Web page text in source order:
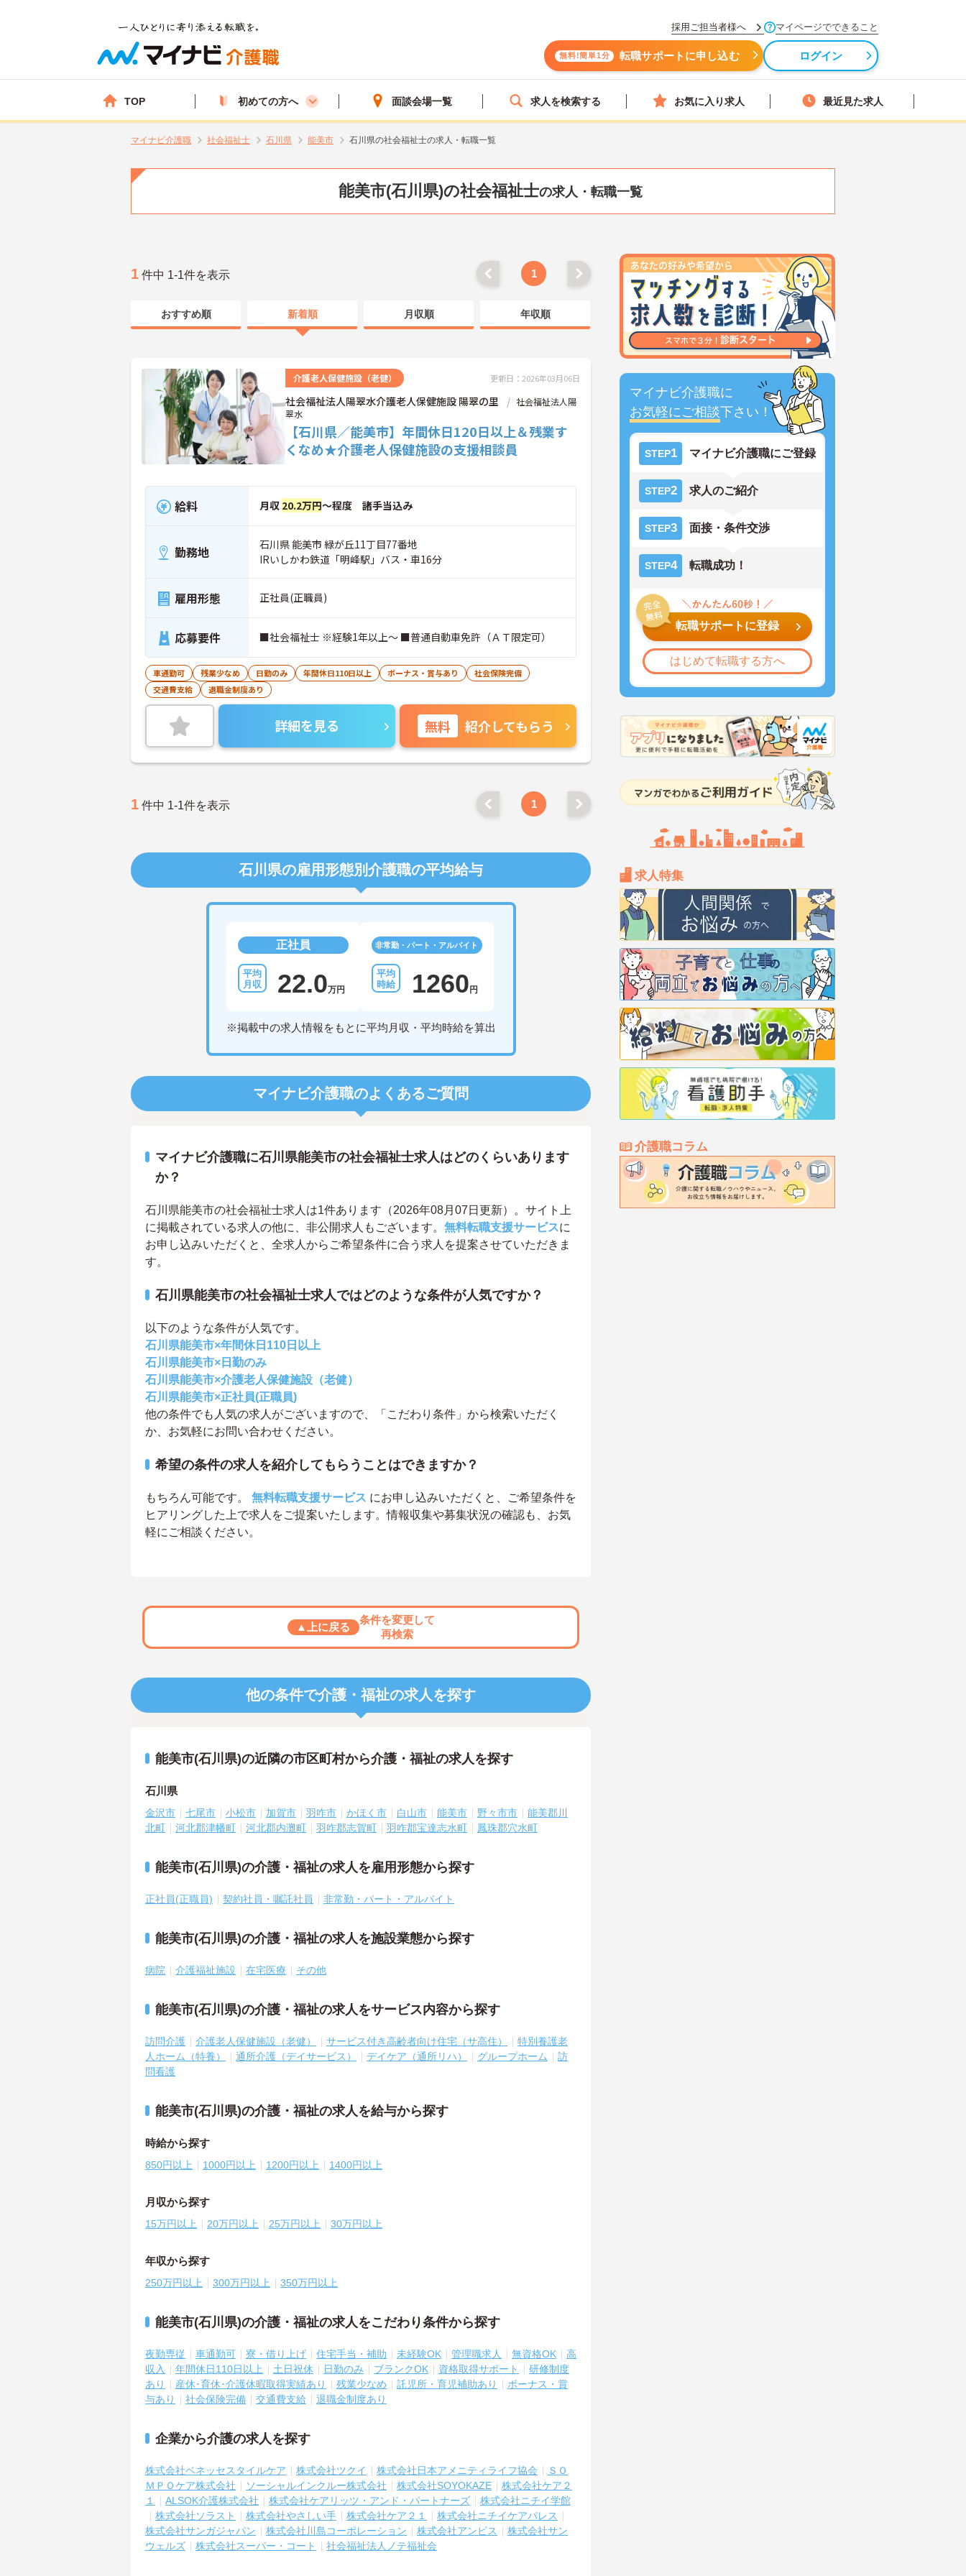
採用ご担当者様へ マイページでできること
無料!簡単1分 転職サポートに申し込む ログイン
TOP 初めての方へ 面談会場一覧 求人を検索する お気に入り求人 最近見た求人
マイナビ介護職 社会福祉士 石川県 能美市 石川県の社会福祉士の求人・転職一覧
能美市(石川県)の社会福祉士の求人・転職一覧
マイナビ介護職に
お気軽にご相談下さい！
STEP1 マイナビ介護職にご登録
STEP2 求人のご紹介
STEP3 面接・条件交渉
STEP4 転職成功！
転職サポートに登録
はじめて転職する方へ
求人特集
介護職コラム
1 件中 1-1件を表示 1
おすすめ順 新着順 月収順 年収順
介護老人保健施設（老健） 更新日：2026年03月06日
社会福祉法人陽翠水介護老人保健施設 陽翠の里
社会福祉法人陽
翠水
【石川県／能美市】年間休日120日以上＆残業す
くなめ★介護老人保健施設の支援相談員
給料 月収 20.2万円～程度 諸手当込み
勤務地
石川県 能美市 緑が丘11丁目77番地
IRいしかわ鉄道「明峰駅」バス・車16分
雇用形態 正社員(正職員)
応募要件 ■社会福祉士 ※経験1年以上～ ■普通自動車免許（ＡＴ限定可）
車通勤可 残業少なめ 日勤のみ 年間休日110日以上 ボーナス・賞与あり
社会保険完備
交通費支給
退職金制度あり
詳細を見る 無料 紹介してもらう
1 件中 1-1件を表示 1
石川県の雇用形態別介護職の平均給与
正社員
22.0万円
非常勤・パート・アルバイト
1260 円
※掲載中の求人情報をもとに平均月収・平均時給を算出
マイナビ介護職のよくあるご質問
マイナビ介護職に石川県能美市の社会福祉士求人はどのくらいあります
か？
石川県能美市の社会福祉士求人は1件あります（2026年08月07日更新）。サイト上
に掲載されている求人の他に、非公開求人もございます。 無料転職支援サービスに
お申し込みいただくと、全求人からご希望条件に合う求人を提案させていただきま
す。
石川県能美市の社会福祉士求人ではどのような条件が人気ですか？
以下のような条件が人気です。
石川県能美市×年間休日110日以上
石川県能美市×日勤のみ
石川県能美市×介護老人保健施設（老健）
石川県能美市×正社員(正職員)
他の条件でも人気の求人がございますので、「こだわり条件」から検索いただく
か、お気軽にお問い合わせください。
希望の条件の求人を紹介してもらうことはできますか？
もちろん可能です。 無料転職支援サービス にお申し込みいただくと、ご希望条件を
ヒアリングした上で求人をご提案いたします。情報収集や募集状況の確認も、お気
軽にご相談ください。
▲上に戻る
条件を変更して
再検索
他の条件で介護・福祉の求人を探す
能美市(石川県)の近隣の市区町村から介護・福祉の求人を探す
石川県
金沢市 七尾市 小松市 加賀市 羽咋市 かほく市 白山市 能美市 野々市市
能美郡川
北町
河北郡津幡町 河北郡内灘町 羽咋郡志賀町 羽咋郡宝達志水町 鳳珠郡穴水町
能美市(石川県)の介護・福祉の求人を雇用形態から探す
正社員(正職員) 契約社員・嘱託社員 非常勤・パート・アルバイト
能美市(石川県)の介護・福祉の求人を施設業態から探す
病院 介護福祉施設 在宅医療 その他
能美市(石川県)の介護・福祉の求人をサービス内容から探す
訪問介護 介護老人保健施設（老健） サービス付き高齢者向け住宅（サ高住）
特別養護老
人ホーム（特養）
通所介護（デイサービス） デイケア（通所リハ） グループホーム
訪
問看護
能美市(石川県)の介護・福祉の求人を給与から探す
時給から探す
850円以上 1000円以上 1200円以上 1400円以上
月収から探す
15万円以上 20万円以上 25万円以上 30万円以上
年収から探す
250万円以上 300万円以上 350万円以上
能美市(石川県)の介護・福祉の求人をこだわり条件から探す
夜勤専従 車通勤可 寮・借り上げ 住宅手当・補助 未経験OK 管理職求人 無資格OK
高
収入
年間休日110日以上 土日祝休 日勤のみ ブランクOK 資格取得サポート
研修制度
あり
産休･育休･介護休暇取得実績あり 残業少なめ 託児所・育児補助あり
ボーナス・賞
与あり
社会保険完備 交通費支給 退職金制度あり
企業から介護の求人を探す
株式会社ベネッセスタイルケア 株式会社ツクイ 株式会社日本アメニティライフ協会
ＳＯ
ＭＰＯケア株式会社
ソーシャルインクルー株式会社 株式会社SOYOKAZE
株式会社ケア２
１
ALSOK介護株式会社 株式会社ケアリッツ・アンド・パートナーズ
株式会社ニチイ学館
株式会社ソラスト
株式会社やさしい手 株式会社ケア２１
株式会社ニチイケアパレス
株式会社サンガジャパン
株式会社川島コーポレーション 株式会社アンビス
株式会社サン
ウェルズ
株式会社スーパー・コート 社会福祉法人ノテ福祉会